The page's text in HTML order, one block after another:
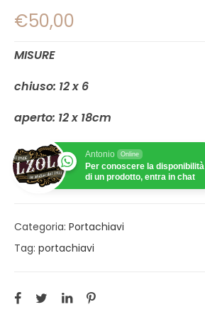
€50,00
MISURE
chiuso: 12 x 6
aperto: 12 x 18cm
Antonio Online
Per conoscere la disponibilità
di un prodotto, entra in chat
Categoria: Portachiavi
Tag: portachiavi